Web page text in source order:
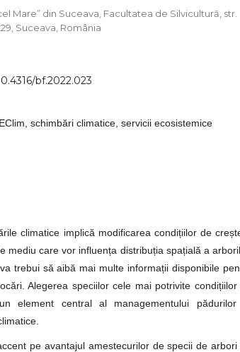
Mare” din Suceava, Facultatea de Silvicultură, str.
Suceava, România
bf.2022.023
schimbări climatice, servicii ecosistemice
climatice implică modificarea condițiilor de
mediu care vor influența distribuția spațială a
trebui să aibă mai multe informații disponibile
Alegerea speciilor cele mai potrivite condițiilor
element central al managementului
pe avantajul amestecurilor de specii de arbori